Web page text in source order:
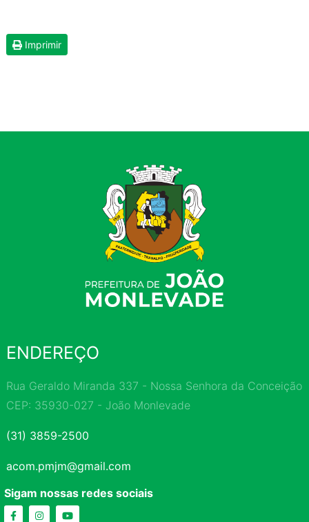
Imprimir
ENDEREÇO
Rua Geraldo Miranda 337 - Nossa Senhora da Conceição
CEP: 35930-027 - João Monlevade
(31) 3859-2500
acom.pmjm@gmail.com
Sigam nossas redes sociais